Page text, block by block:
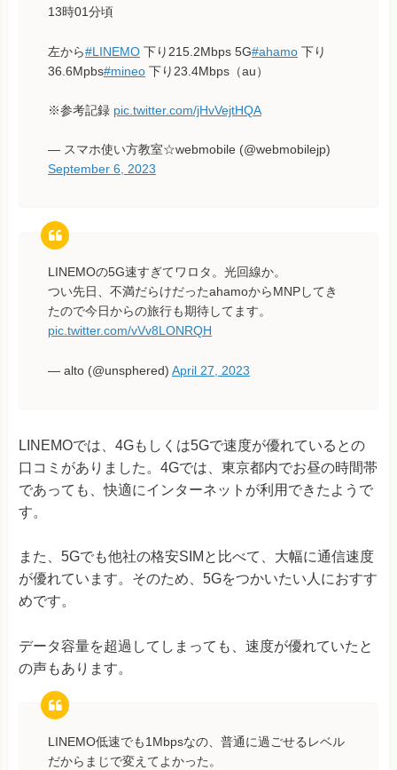
13時01分頃
左から#LINEMO 下り215.2Mbps 5G#ahamo 下り
36.6Mpbs#mineo 下り23.4Mbps（au）
※参考記録 pic.twitter.com/jHvVejtHQA
— スマホ使い方教室☆webmobile (@webmobilejp)
September 6, 2023
LINEMOの5G速すぎてワロタ。光回線か。
つい先日、不満だらけだったahamoからMNPしてき
たので今日からの旅行も期待してます。
pic.twitter.com/vVv8LONRQH
— alto (@unsphered) April 27, 2023
LINEMOでは、4Gもしくは5Gで速度が優れているとの
口コミがありました。4Gでは、東京都内でお昼の時間帯
であっても、快適にインターネットが利用できたようで
す。
また、5Gでも他社の格安SIMと比べて、大幅に通信速度
が優れています。そのため、5Gをつかいたい人におすす
めです。
データ容量を超過してしまっても、速度が優れていたと
の声もあります。
LINEMO低速でも1Mbpsなの、普通に過ごせるレベル
だからまじで変えてよかった。